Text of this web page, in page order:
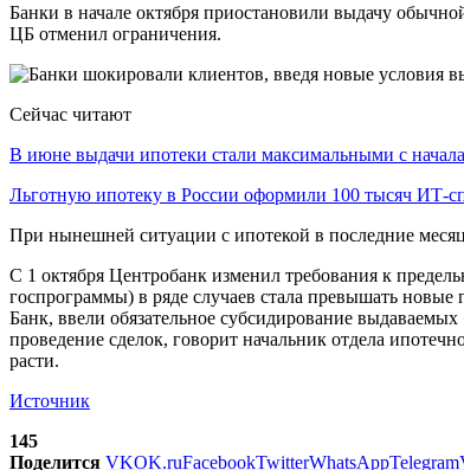
Банки в начале октября приостановили выдачу
ЦБ отменил ограничения.
Сейчас читают
В июне выдачи ипотеки стали максимальными с
Льготную ипотеку в России оформили 100 тысяч ИТ-
При нынешней ситуации с ипотекой в последние
С 1 октября Центробанк изменил требования к
госпрограммы) в ряде случаев стала превышать
Банк, ввели обязательное субсидирование
проведение сделок, говорит начальник отдела
расти.
Источник
145
Поделится VKOK.ruFacebookTwitterWhatsAppTelegram